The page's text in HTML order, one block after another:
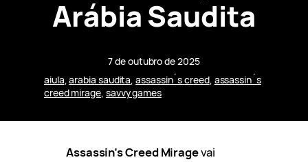
Arábia Saudita
7 de outubro de 2025
aiula, arabia saudita, assassin´s creed, assassin´s
creed mirage, savvy games
Assassin’s Creed Miragevai